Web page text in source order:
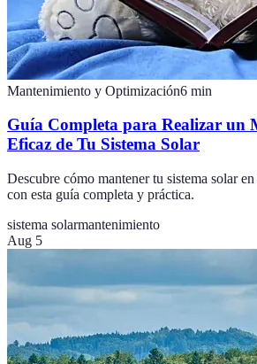
Mantenimiento y Optimización6 min
Guía Completa para Realizar un
Eficaz de Tu Sistema Solar
Descubre cómo mantener tu sistema solar
con esta guía completa y práctica.
sistema solarmantenimiento
Aug 5